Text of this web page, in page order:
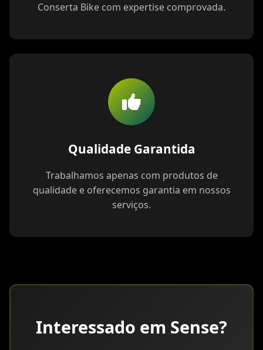
Conserta Bike com expertise comprovada.
Qualidade Garantida
Trabalhamos apenas com produtos de
qualidade e oferecemos garantia em nossos
serviços.
Interessado em Sense?